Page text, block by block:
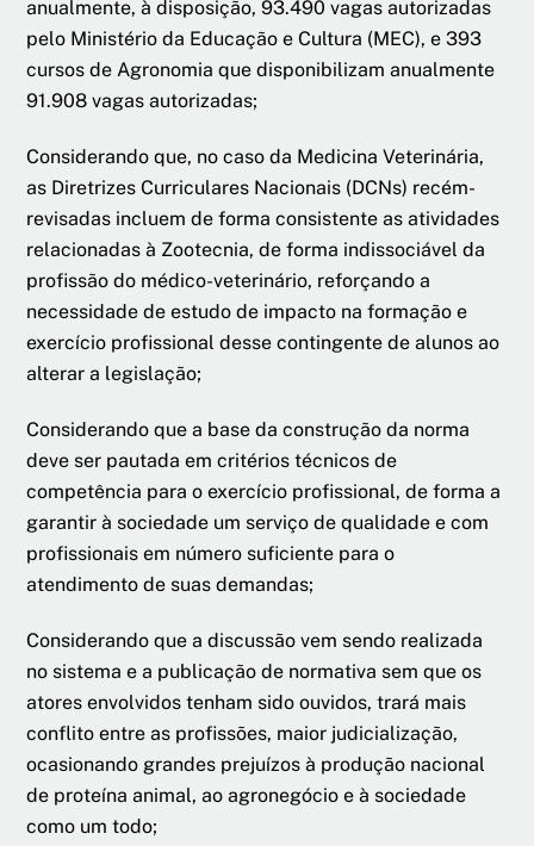
anualmente, à disposição, 93.490 vagas autorizadas
pelo Ministério da Educação e Cultura (MEC), e 393
cursos de Agronomia que disponibilizam anualmente
91.908 vagas autorizadas;
Considerando que, no caso da Medicina Veterinária,
as Diretrizes Curriculares Nacionais (DCNs) recém-
revisadas incluem de forma consistente as atividades
relacionadas à Zootecnia, de forma indissociável da
profissão do médico-veterinário, reforçando a
necessidade de estudo de impacto na formação e
exercício profissional desse contingente de alunos ao
alterar a legislação;
Considerando que a base da construção da norma
deve ser pautada em critérios técnicos de
competência para o exercício profissional, de forma a
garantir à sociedade um serviço de qualidade e com
profissionais em número suficiente para o
atendimento de suas demandas;
Considerando que a discussão vem sendo realizada
no sistema e a publicação de normativa sem que os
atores envolvidos tenham sido ouvidos, trará mais
conflito entre as profissões, maior judicialização,
ocasionando grandes prejuízos à produção nacional
de proteína animal, ao agronegócio e à sociedade
como um todo;